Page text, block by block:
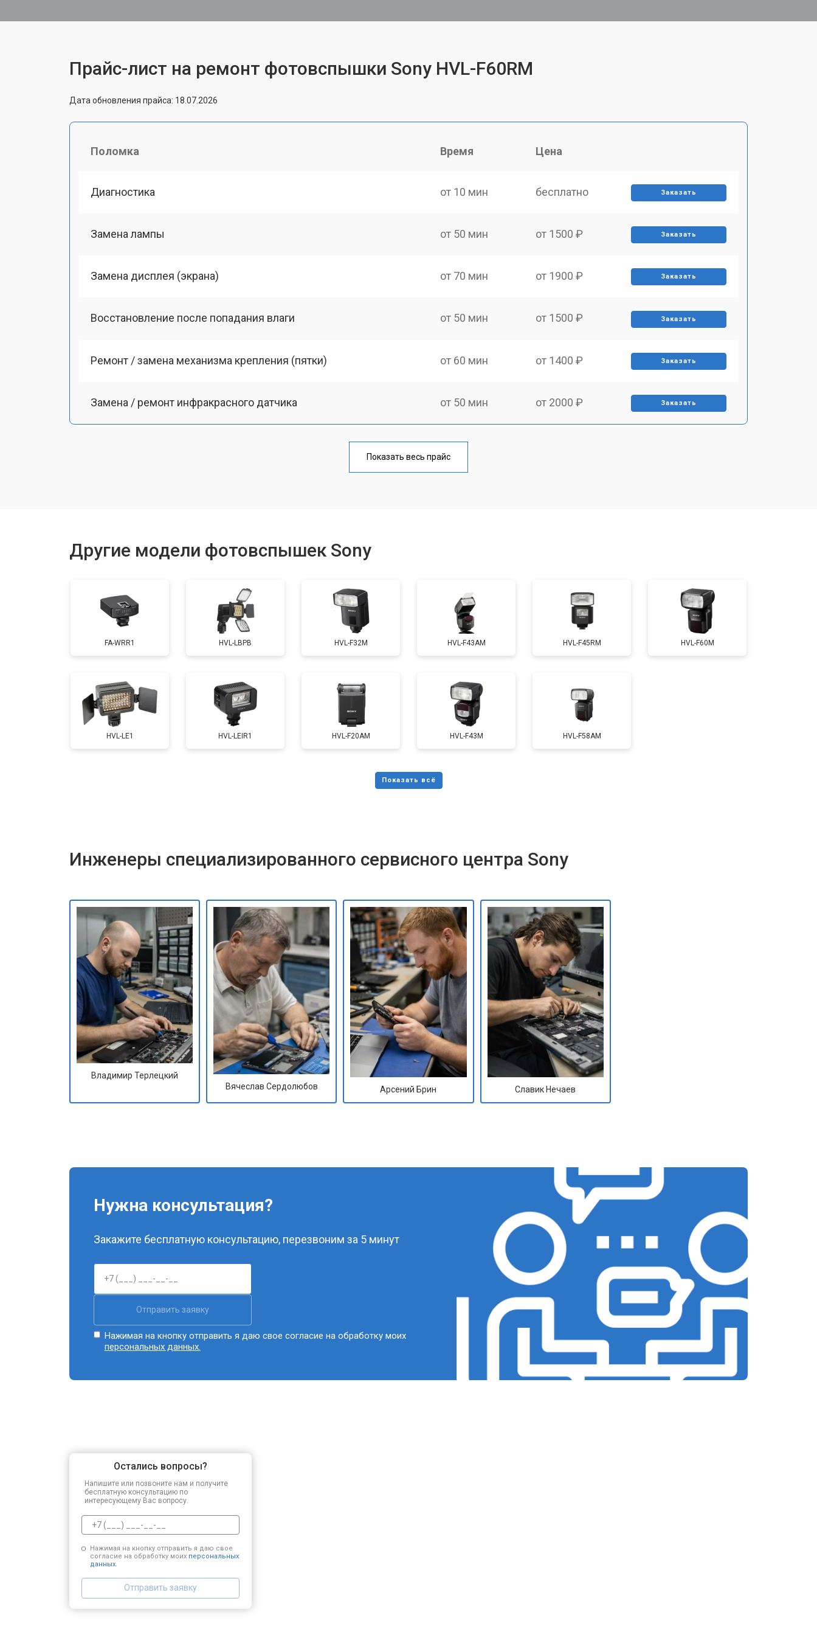
Прайс-лист на ремонт фотовспышки Sony HVL-F60RM
Дата обновления прайса: 18.07.2026
Поломка Время Цена
Диагностика от 10 мин бесплатно Заказать
Замена лампы от 50 мин от 1500 ₽ Заказать
Замена дисплея (экрана) от 70 мин от 1900 ₽ Заказать
Восстановление после попадания влаги от 50 мин от 1500 ₽ Заказать
Ремонт / замена механизма крепления (пятки) от 60 мин от 1400 ₽ Заказать
Замена / ремонт инфракрасного датчика от 50 мин от 2000 ₽ Заказать
от 70 мин
Показать весь прайс
Другие модели фотовспышек Sony
FA-WRR1 HVL-LBPB HVL-F32M HVL-F43AM HVL-F45RM HVL-F60M
HVL-LE1 HVL-LEIR1 HVL-F20AM HVL-F43M HVL-F58AM
Инженеры специализированного сервисного центра Sony
Владимир Терлецкий
Вячеслав Сердолюбов
Арсений Брин Славик Нечаев
Нужна консультация?
Закажите бесплатную консультацию, перезвоним за 5 минут
Отправить заявку
Нажимая на кнопку отправить я даю свое согласие на обработку моих
персональных данных.
Остались вопросы?
Напишите или позвоните нам и получите
бесплатную консультацию по
интересующему Вас вопросу.
Нажимая на кнопку отправить я даю свое
согласие на обработку моих персональных
данных.
Отправить заявку